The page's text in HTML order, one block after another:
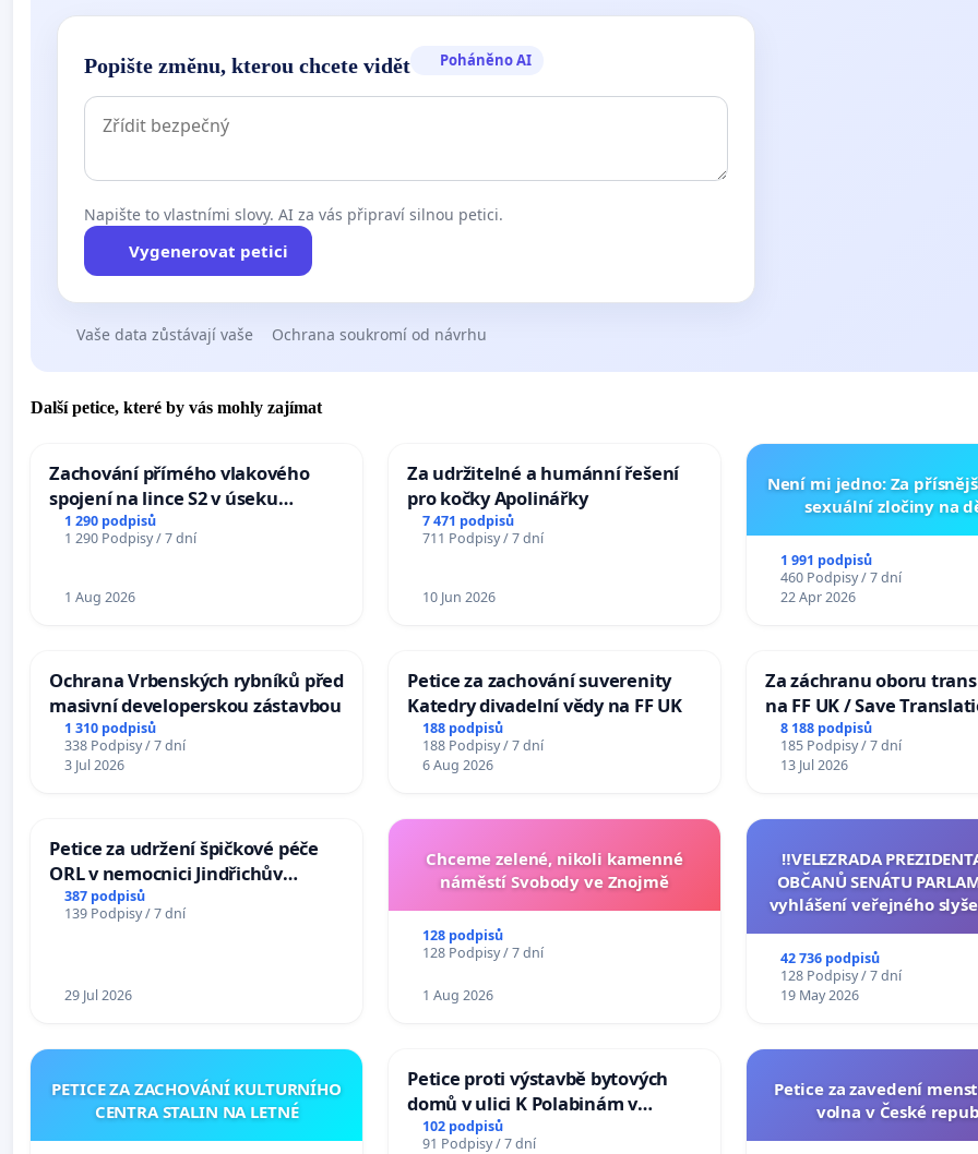
Popište změnu, kterou chcete vidět Poháněno AI
Napište to vlastními slovy. AI za vás připraví silnou petici.
Vygenerovat petici
Vaše data zůstávají vaše Ochrana soukromí od návrhu
Další petice, které by vás mohly zajímat
Zachování přímého vlakového
spojení na lince S2 v úseku
Ostrava – Bohumín – Karviná –
Mosty u Jablunkova
1 290 podpisů
1 290 Podpisy / 7 dní
1 Aug 2026
Za udržitelné a humánní řešení
pro kočky Apolinářky
7 471 podpisů
711 Podpisy / 7 dní
10 Jun 2026
Není mi jedno: Za
sexuální zločiny na
1 991 podpisů
460 Podpisy / 7 dní
22 Apr 2026
Ochrana Vrbenských rybníků před
masivní developerskou zástavbou
1 310 podpisů
338 Podpisy / 7 dní
3 Jul 2026
Petice za zachování suverenity
Katedry divadelní vědy na FF UK
188 podpisů
188 Podpisy / 7 dní
6 Aug 2026
Za záchranu oboru
na FF UK / Save
Studies at the Faculty
Charles University
8 188 podpisů
185 Podpisy / 7 dní
13 Jul 2026
Petice za udržení špičkové péče
ORL v nemocnici Jindřichův
Hradec
387 podpisů
139 Podpisy / 7 dní
29 Jul 2026
Chceme zelené, nikoli kamenné
náměstí Svobody ve Znojmě
128 podpisů
128 Podpisy / 7 dní
1 Aug 2026
‼️VELEZRADA
OBČANŮ SENÁTU
vyhlášení veřejného
na přijetí usnesení k
žaloby na prezidenta
42 736 podpisů
128 Podpisy / 7 dní
19 May 2026
PETICE ZA ZACHOVÁNÍ KULTURNÍHO
CENTRA STALIN NA LETNÉ
Petice proti výstavbě bytových
domů v ulici K Polabinám v
Pardubicích
102 podpisů
91 Podpisy / 7 dní
Petice za zavedení
volna v České